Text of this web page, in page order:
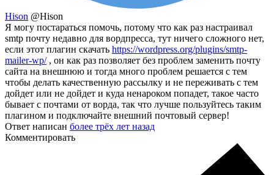
Hison @Hison
Я могу постараться помочь, потому что как раз настраивал
smtp почту недавно для вордпресса, тут ничего сложного нет,
если этот плагин скачать https://wordpress.org/plugins/smtp-
mailer-wp/, он как раз позволяет без проблем заменить почту
сайта на внешнюю и тогда много проблем решается с тем
чтобы делать качественную рассылку и не переживать с тем
дойдет или не дойдет и куда ненароком попадет, такое часто
бывает с почтами от ворда, так что лучше пользуйтесь таким
плагином и подключайте внешний почтовый сервер!
Ответ написан более трёх лет назад
Комментировать